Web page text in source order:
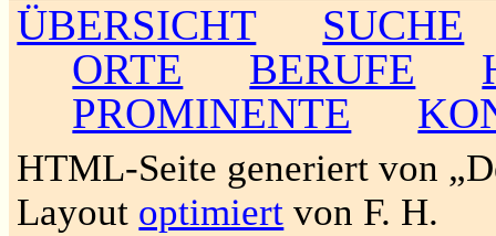
ÜBERSICHT
SUCHE
ORTE
BERUFE
PROMINENTE
HTML-Seite generiert von
Layout optimiert von F. H.